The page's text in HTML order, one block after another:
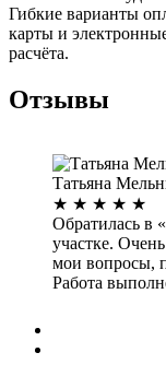
Гибкие варианты
карты и
расчёта.
Отзывы
Татьяна
★ ★ ★ ★ ★
Обратилась в
участке.
мои вопросы,
Работа